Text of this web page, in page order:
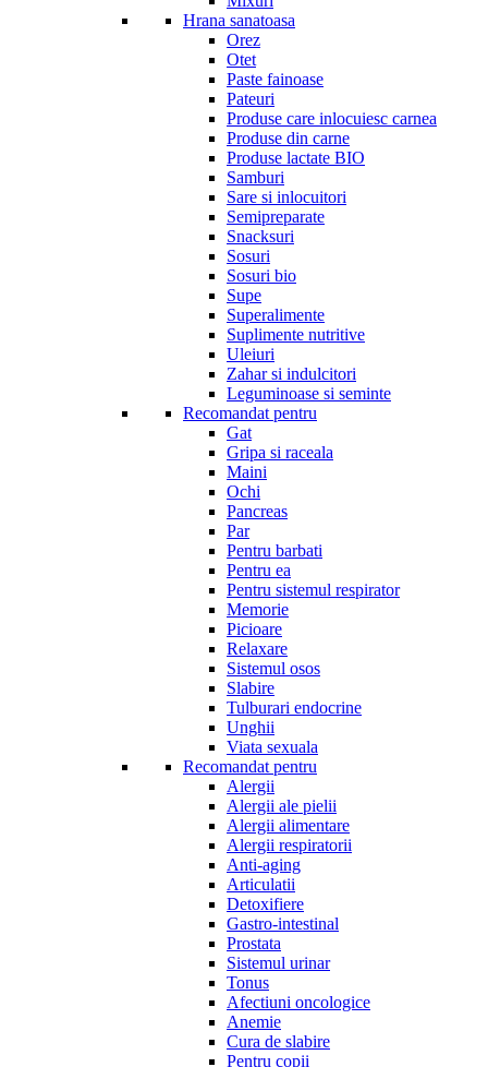
Hrana sanatoasa
Orez
Otet
Paste fainoase
Pateuri
Produse care inlocuiesc carnea
Produse din carne
Produse lactate BIO
Samburi
Sare si inlocuitori
Semipreparate
Snacksuri
Sosuri
Sosuri bio
Supe
Superalimente
Suplimente nutritive
Uleiuri
Zahar si indulcitori
Leguminoase si seminte
Recomandat pentru
Gat
Gripa si raceala
Maini
Ochi
Pancreas
Par
Pentru barbati
Pentru ea
Pentru sistemul respirator
Memorie
Picioare
Relaxare
Sistemul osos
Slabire
Tulburari endocrine
Unghii
Viata sexuala
Recomandat pentru
Alergii
Alergii ale pielii
Alergii alimentare
Alergii respiratorii
Anti-aging
Articulatii
Detoxifiere
Gastro-intestinal
Prostata
Sistemul urinar
Tonus
Afectiuni oncologice
Anemie
Cura de slabire
Pentru copii